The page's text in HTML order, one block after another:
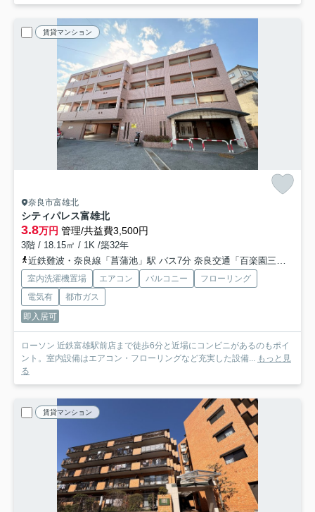
賃貸マンション
奈良市富雄北
シティパレス富雄北
3.8万円 管理/共益費3,500円
3階 / 18.15㎡ / 1K /築32年
近鉄難波・奈良線「菖蒲池」駅 バス7分 奈良交通「百楽園三丁目」 停歩10分
室内洗濯機置場 エアコン バルコニー
フローリング
電気有
都市ガス
即入居可
ローソン 近鉄富雄駅前店まで徒歩6分と近場にコンビニがあるのもポイ
ント。室内設備はエアコン・フローリングなど充実した設備...
もっと見
る
賃貸マンション